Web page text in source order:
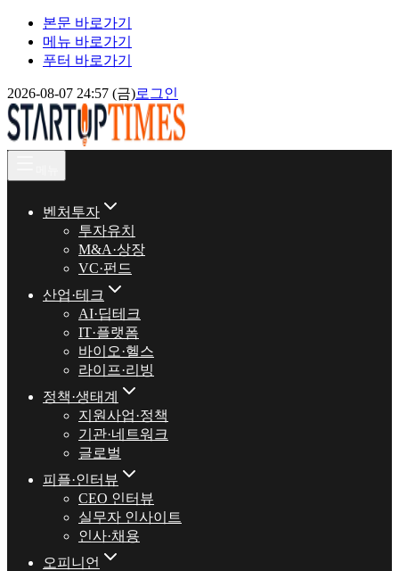
본문 바로가기
메뉴 바로가기
푸터 바로가기
2026-08-07 24:57 (금)로그인
벤처투자
투자유치
M&A·상장
VC·펀드
산업·테크
AI·딥테크
IT·플랫폼
바이오·헬스
라이프·리빙
정책·생태계
지원사업·정책
기관·네트워크
글로벌
피플·인터뷰
CEO 인터뷰
실무자 인사이트
인사·채용
오피니언